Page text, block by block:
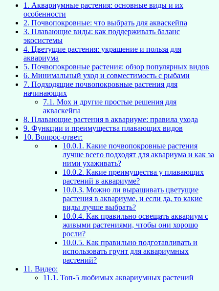
1. Аквариумные растения: основные виды и их
особенности
2. Почвопокровные: что выбрать для акваскейпа
3. Плавающие виды: как поддерживать баланс
экосистемы
4. Цветущие растения: украшение и польза для
аквариума
5. Почвопокровные растения: обзор популярных видов
6. Минимальный уход и совместимость с рыбами
7. Подходящие почвопокровные растения для
начинающих
7.1. Мох и другие простые решения для
акваскейпа
8. Плавающие растения в аквариуме: правила ухода
9. Функции и преимущества плавающих видов
10. Вопрос-ответ:
10.0.1. Какие почвопокровные растения
лучше всего подходят для аквариума и как за
ними ухаживать?
10.0.2. Какие преимущества у плавающих
растений в аквариуме?
10.0.3. Можно ли выращивать цветущие
растения в аквариуме, и если да, то какие
виды лучше выбрать?
10.0.4. Как правильно освещать аквариум с
живыми растениями, чтобы они хорошо
росли?
10.0.5. Как правильно подготавливать и
использовать грунт для аквариумных
растений?
11. Видео:
11.1. Топ-5 любимых аквариумных растений